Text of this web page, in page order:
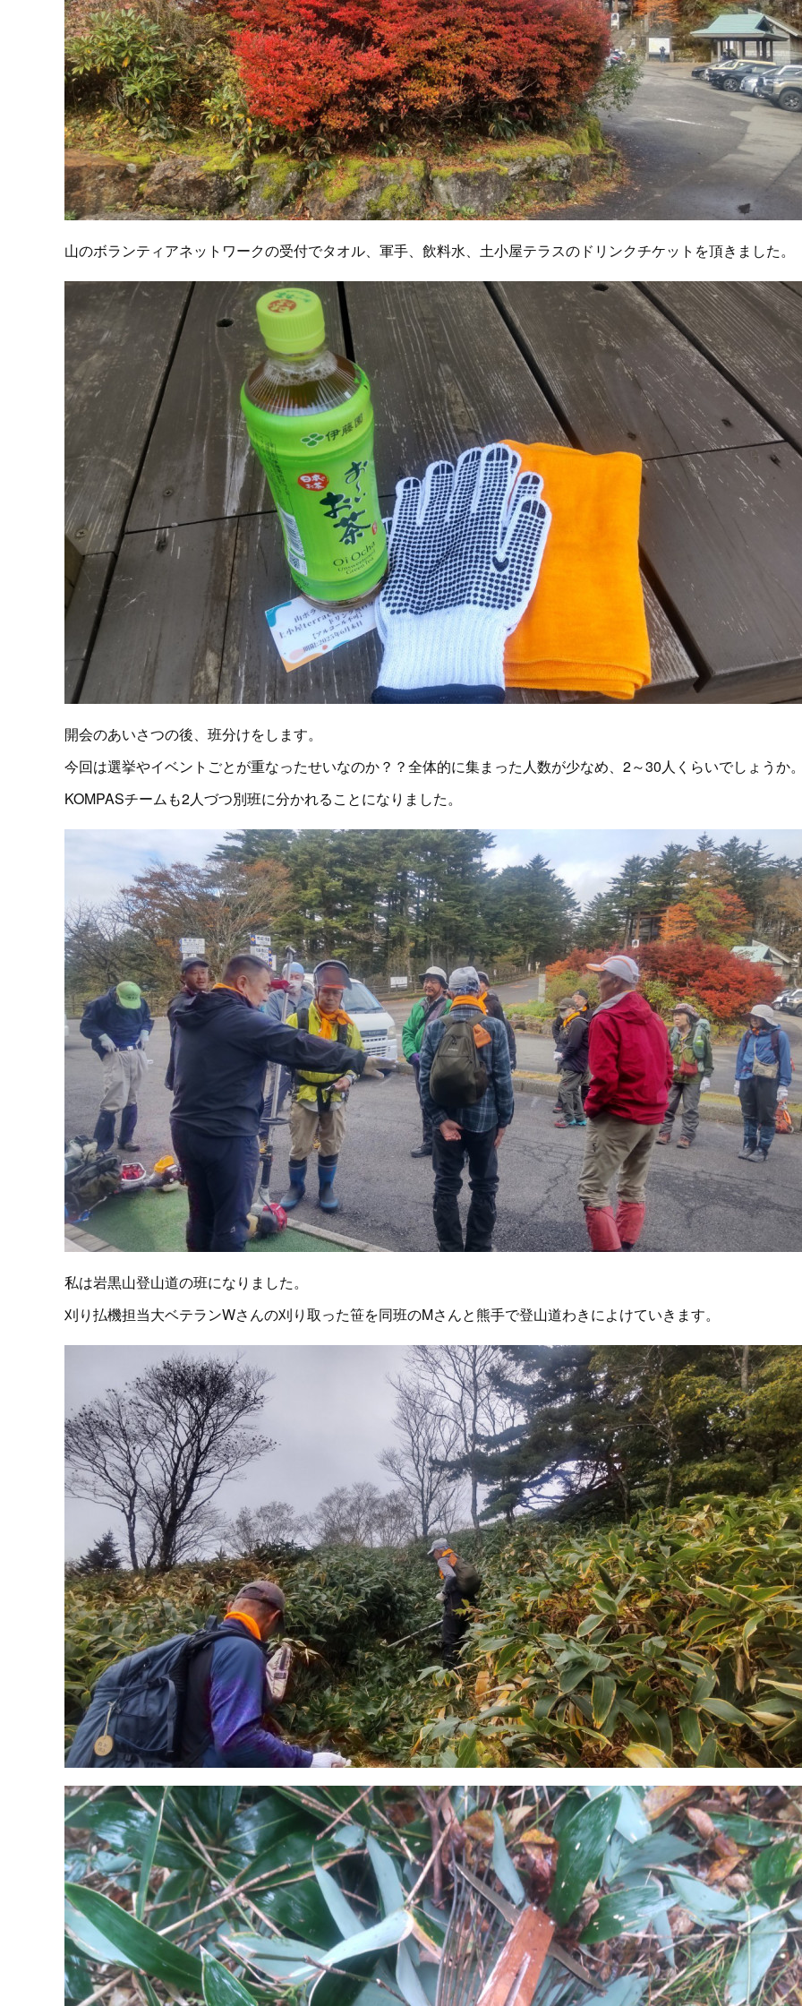
山のボランティアネットワークの受付でタオル、軍手、飲料水、土小屋テラスのドリンクチケットを頂きました。
開会のあいさつの後、班分けをします。
今回は選挙やイベントごとが重なったせいなのか？？全体的に集まった人数が少なめ、2～30人くらいでしょうか
KOMPASチームも2人づつ別班に分かれることになりました。
私は岩黒山登山道の班になりました。
刈り払機担当大ベテランWさんの刈り取った笹を同班のMさんと熊手で登山道わきによけていきます。